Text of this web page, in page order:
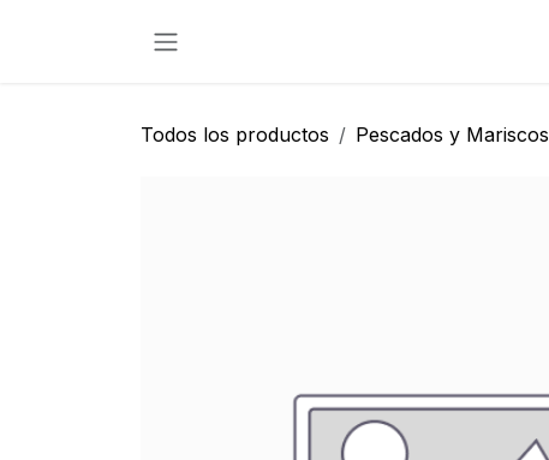
Todos los productos Pescados y Mariscos